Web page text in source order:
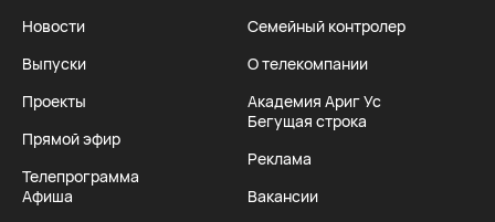
Новости
Выпуски
Проекты
Прямой эфир
Телепрограмма
Афиша
Семейный контролер
О телекомпании
Академия Ариг Ус
Бегущая строка
Реклама
Вакансии